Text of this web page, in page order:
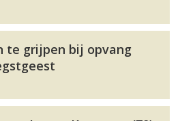
te grijpen bij opvang